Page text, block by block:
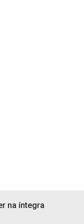
na íntegra